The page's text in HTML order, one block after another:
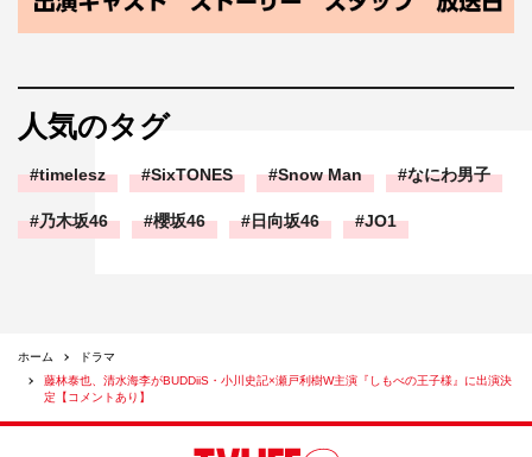
人気のタグ
timelesz SixTONES Snow Man なにわ男子
乃木坂46 櫻坂46 日向坂46 JO1
ホーム
ドラマ
藤林泰也、清水海李がBUDDiiS・小川史記×瀬戸利樹W主演『しもべの王子様』に出演決
定【コメントあり】